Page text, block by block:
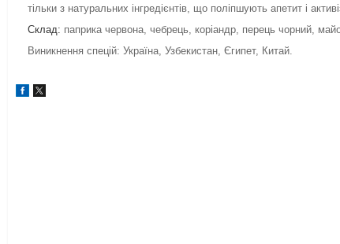
тільки з натуральних інгредієнтів, що поліпшують апетит і
Склад: паприка червона, чебрець, коріандр, перець чорний,
Виникнення спецій: Україна, Узбекистан, Єгипет, Китай.